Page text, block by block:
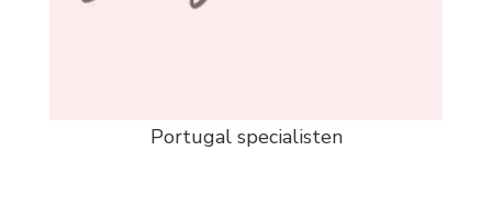
Portugal specialisten